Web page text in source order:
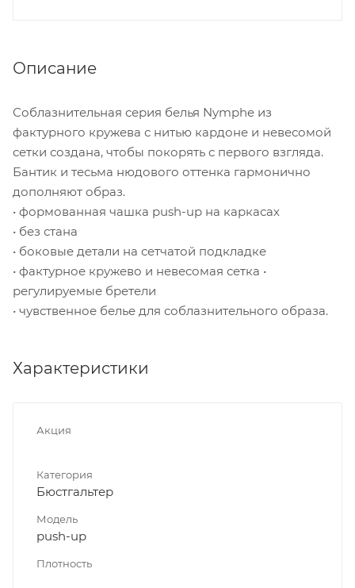
Описание
Соблазнительная серия белья Nymphe из
фактурного кружева с нитью кардоне и невесомой
сетки создана, чтобы покорять с первого взгляда.
Бантик и тесьма нюдового оттенка гармонично
дополняют образ.
• формованная чашка push-up на каркасах
• без стана
• боковые детали на сетчатой подкладке
• фактурное кружево и невесомая сетка •
регулируемые бретели
• чувственное белье для соблазнительного образа.
Характеристики
Акция
Категория
Бюстгальтер
Модель
push-up
Плотность